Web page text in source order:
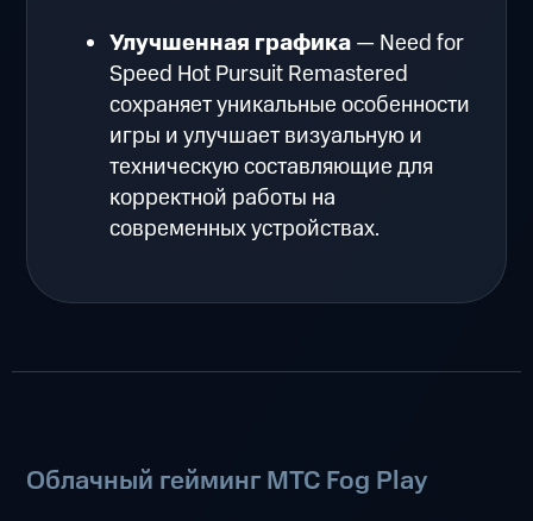
Улучшенная графика— Need for
Speed Hot Pursuit Remastered
сохраняет уникальные особенности
игры и улучшает визуальную и
техническую составляющие для
корректной работы на
современных устройствах.
Облачный гейминг МТС Fog Play